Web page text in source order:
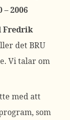
– 2006
Fredrik
det BRU
Vi talar om
med att
som